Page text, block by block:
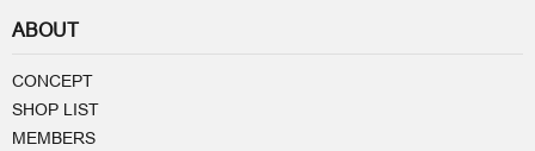
ABOUT
CONCEPT
SHOP LIST
MEMBERS